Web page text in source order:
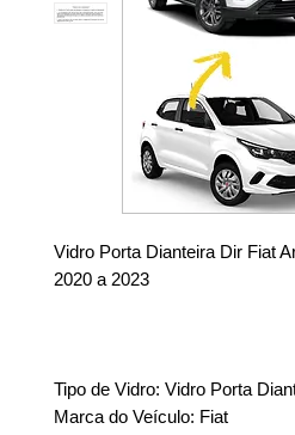
Vidro Porta Dianteira Dir Fiat
2020 a 2023
Tipo de Vidro: Vidro Porta
Marca do Veículo: Fiat